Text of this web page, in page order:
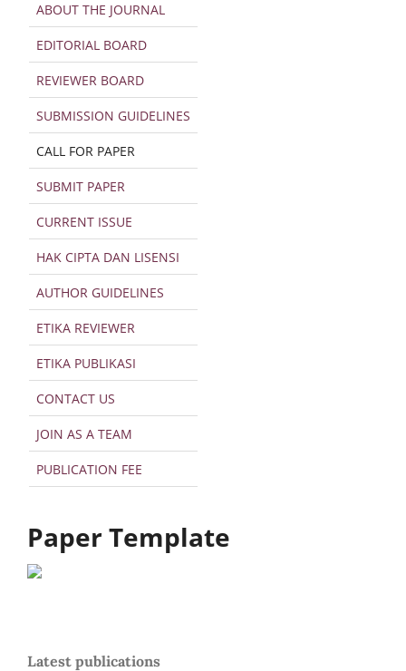
ABOUT THE JOURNAL
EDITORIAL BOARD
REVIEWER BOARD
SUBMISSION GUIDELINES
CALL FOR PAPER
SUBMIT PAPER
CURRENT ISSUE
HAK CIPTA DAN LISENSI
AUTHOR GUIDELINES
ETIKA REVIEWER
ETIKA PUBLIKASI
CONTACT US
JOIN AS A TEAM
PUBLICATION FEE
Paper Template
Latest publications